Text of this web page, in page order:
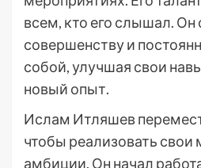
всем, кто его слышал. Он
совершенству и
собой, улучшая свои
новый опыт.
Ислам Итляшев
чтобы реализовать
амбиции. Он начал